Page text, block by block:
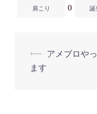
肩こり 0 誕
投
稿
⟵
アメブロや
ます